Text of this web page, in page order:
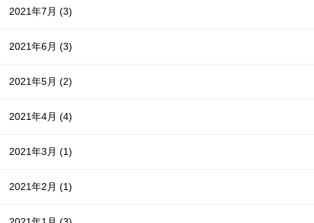
2021年7月(3)
2021年6月(3)
2021年5月(2)
2021年4月(4)
2021年3月(1)
2021年2月(1)